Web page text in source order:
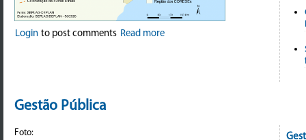
Login to post comments Read more
Gestão Pública
Foto: